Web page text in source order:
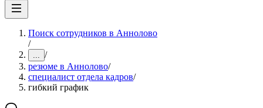
Поиск сотрудников в Аннолово
/
... /
резюме в Аннолово/
специалист отдела кадров/
гибкий график